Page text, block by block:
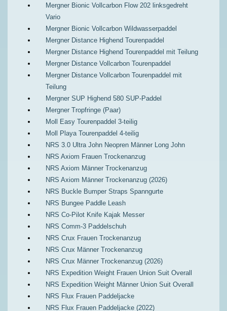
Mergner Bionic Vollcarbon Flow 202 linksgedreht
Vario
Mergner Bionic Vollcarbon Wildwasserpaddel
Mergner Distance Highend Tourenpaddel
Mergner Distance Highend Tourenpaddel mit Teilung
Mergner Distance Vollcarbon Tourenpaddel
Mergner Distance Vollcarbon Tourenpaddel mit
Teilung
Mergner SUP Highend 580 SUP-Paddel
Mergner Tropfringe (Paar)
Moll Easy Tourenpaddel 3-teilig
Moll Playa Tourenpaddel 4-teilig
NRS 3.0 Ultra John Neopren Männer Long John
NRS Axiom Frauen Trockenanzug
NRS Axiom Männer Trockenanzug
NRS Axiom Männer Trockenanzug (2026)
NRS Buckle Bumper Straps Spanngurte
NRS Bungee Paddle Leash
NRS Co-Pilot Knife Kajak Messer
NRS Comm-3 Paddelschuh
NRS Crux Frauen Trockenanzug
NRS Crux Männer Trockenanzug
NRS Crux Männer Trockenanzug (2026)
NRS Expedition Weight Frauen Union Suit Overall
NRS Expedition Weight Männer Union Suit Overall
NRS Flux Frauen Paddeljacke
NRS Flux Frauen Paddeljacke (2022)